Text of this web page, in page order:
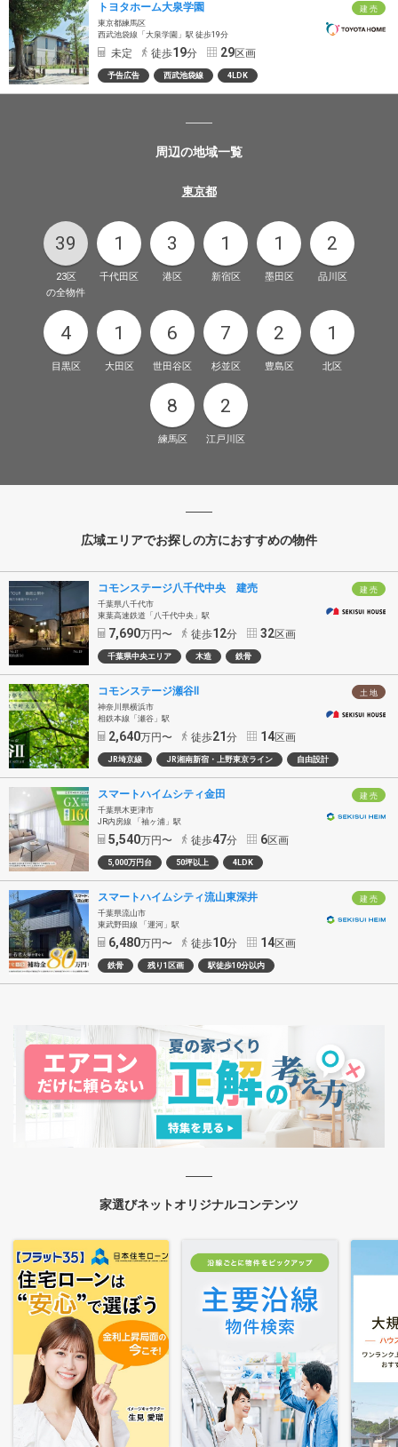
建 売
トヨタホーム大泉学園
東京都練馬区
西武池袋線​「大泉学園」駅 徒歩19分
未定 徒歩19分 29区画
予告広告 西武池袋線 4LDK
周辺の地域一覧
東京都
39
23区
の全物件
1
千代田区
3
港区
1
新宿区
1
墨田区
2
品川区
4
目黒区
1
大田区
6
世田谷区
7
杉並区
2
豊島区
1
北区
8
練馬区
2
江戸川区
広域エリアでお探しの方におすすめの物件
建 売
コモンステージ八千代中央 建売
千葉県八千代市
東葉高速鉄道「八千代中央」駅
7,690万円〜 徒歩12分 32区画
千葉県中央エリア 木造 鉄骨
土 地
コモンステージ瀬谷Ⅱ
神奈川県横浜市
相鉄本線「瀬谷」駅
2,640万円〜 徒歩21 分 14区画
JR埼京線 JR湘南新宿・上野東京ライン 自由設計
建 売
スマートハイムシティ金田
千葉県木更津市
JR内房線 「袖ヶ浦」駅
5,540万円〜 徒歩47分 6区画
5,000万円台 50坪以上 4LDK
建 売
スマートハイムシティ流山東深井
千葉県流山市
東武野田線 「運河」駅
6,480万円〜 徒歩10分 14区画
鉄骨 残り1区画 駅徒歩10分以内
家選びネットオリジナルコンテンツ